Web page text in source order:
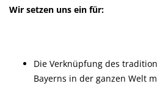
Wir setzen uns ein für:
Die Verknüpfung des
Bayerns in der ganzen Welt